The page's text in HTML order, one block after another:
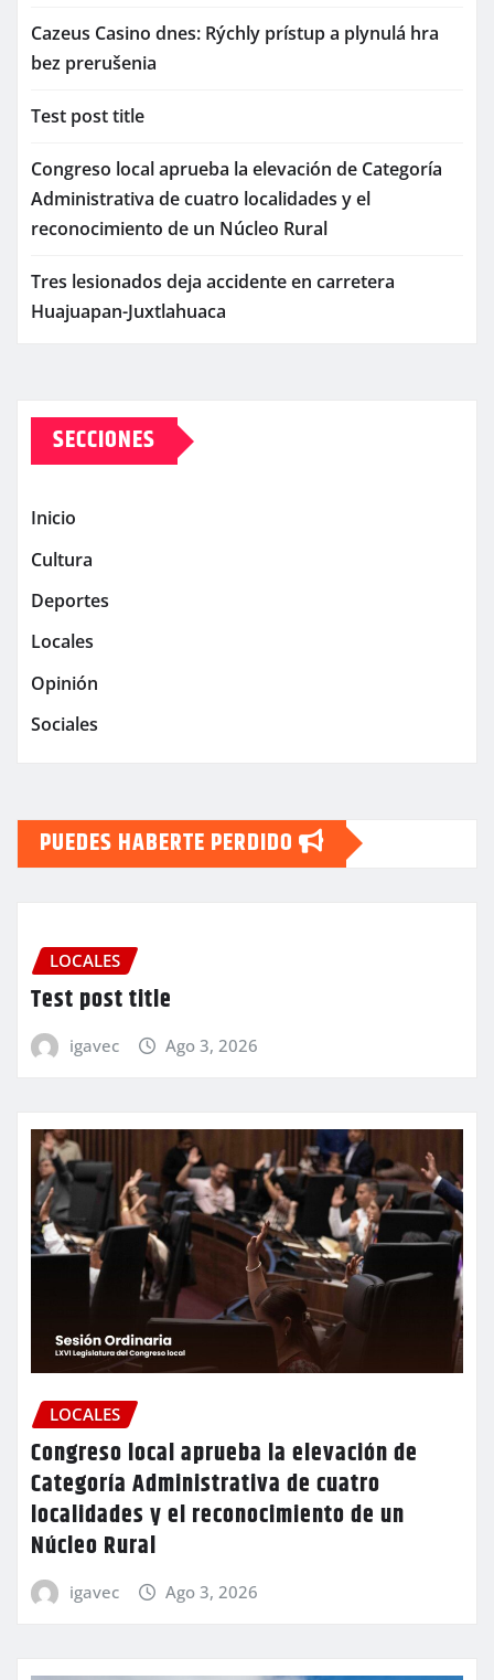
Cazeus Casino dnes: Rýchly prístup a plynulá hra
bez prerušenia
Test post title
Congreso local aprueba la elevación de Categoría
Administrativa de cuatro localidades y el
reconocimiento de un Núcleo Rural
Tres lesionados deja accidente en carretera
Huajuapan-Juxtlahuaca
SECCIONES
Inicio
Cultura
Deportes
Locales
Opinión
Sociales
PUEDES HABERTE PERDIDO
LOCALES
Test post title
igavec Ago 3, 2026
LOCALES
Congreso local aprueba la elevación de
Categoría Administrativa de cuatro
localidades y el reconocimiento de un
Núcleo Rural
igavec Ago 3, 2026